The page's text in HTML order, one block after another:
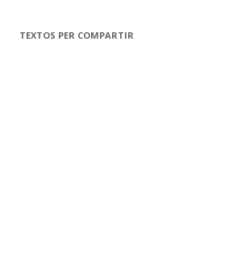
TEXTOS PER COMPARTIR